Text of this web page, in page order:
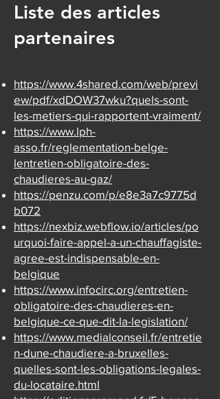
Liste des articles
partenaires
https://www.4shared.com/web/previ
ew/pdf/xdDOW37wku?quels-sont-
les-metiers-qui-rapportent-vraiment/
https://www.lph-
asso.fr/reglementation-belge-
lentretien-obligatoire-des-
chaudieres-au-gaz/
https://penzu.com/p/e8e3a7c9775d
b072
https://nexbiz.webflow.io/articles/po
urquoi-faire-appel-a-un-chauffagiste-
agree-est-indispensable-en-
belgique
https://www.infocirc.org/entretien-
obligatoire-des-chaudieres-en-
belgique-ce-que-dit-la-legislation/
https://www.medialconseil.fr/entretie
n-dune-chaudiere-a-bruxelles-
quelles-sont-les-obligations-legales-
du-locataire.html